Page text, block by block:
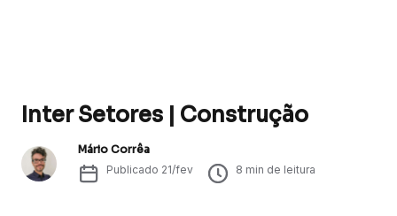
Inter Setores | Construção
Mário Corrêa
Publicado 21/fev 8 min de leitura